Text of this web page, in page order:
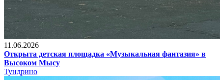
11.06.2026
Открыта детская площадка «Музыкальная фантазия» в
Высоком Мысу
Тундрино